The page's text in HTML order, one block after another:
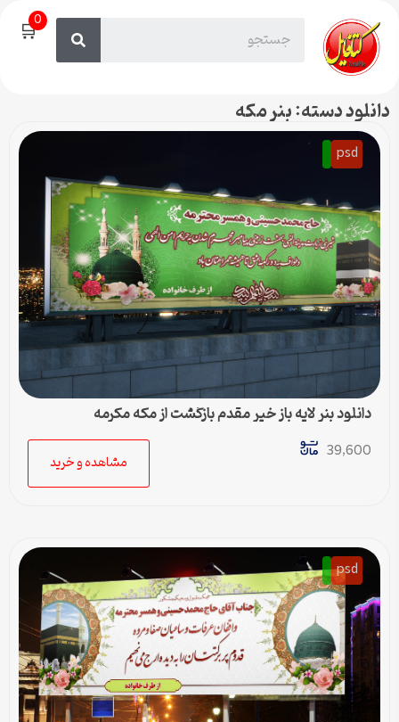
🛒0
دانلود دسته: بنر مکه
psd
دانلود بنر لایه باز خیر مقدم بازگشت از مکه مکرمه
39,600
مشاهده و خرید
psd